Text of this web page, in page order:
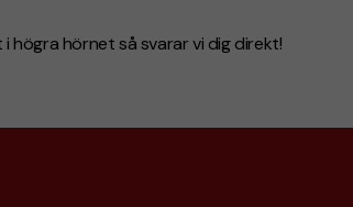
högra hörnet så svarar vi dig direkt!